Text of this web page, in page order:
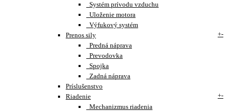
Systém prívodu vzduchu
Uloženie motora
Výfukový systém
Prenos sily
+-
Predná náprava
Prevodovka
Spojka
Zadná náprava
Príslušenstvo
Riadenie
+-
Mechanizmus riadenia